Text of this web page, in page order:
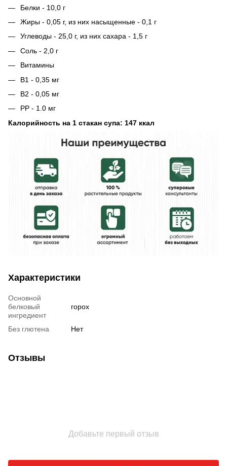
Белки - 10,0 г
Жиры - 0,05 г, из них насыщенные - 0,1 г
Углеводы - 25,0 г, из них сахара - 1,5 г
Соль - 2,0 г
Витамины
B1 - 0,35 мг
B2 - 0,05 мг
PP - 1.0 мг
Калорийность на 1 стакан супа: 147 ккал
Характеристики
Основной
белковый
ингредиент
горох
Без глютена Нет
Отзывы
Добавьте первый отзыв